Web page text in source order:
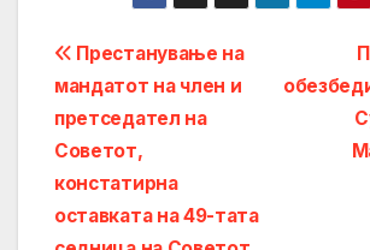
Post
navigation
Престанување на
мандатот на член и
претседател на
Советот,
констатирна
оставката на 49-тата